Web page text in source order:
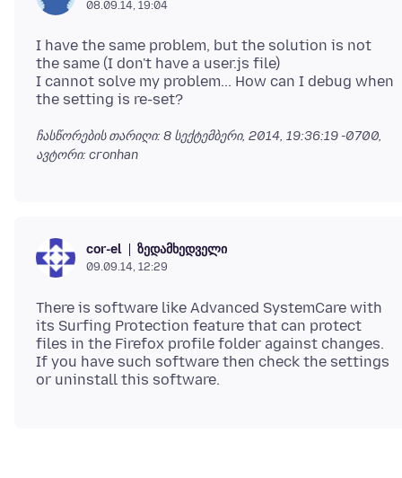
08.09.14, 19:04
I have the same problem, but the solution is not
the same (I don't have a user.js file)
I cannot solve my problem... How can I debug when
ჩასწორების თარიღი: 8 სექტემბერი, 2014, 19:36:19 -0700,
ავტორი: cronhan
cor-el ზედამხედველი
09.09.14, 12:29
There is software like Advanced SystemCare with
its Surfing Protection feature that can protect
files in the Firefox profile folder against changes.
If you have such software then check the settings